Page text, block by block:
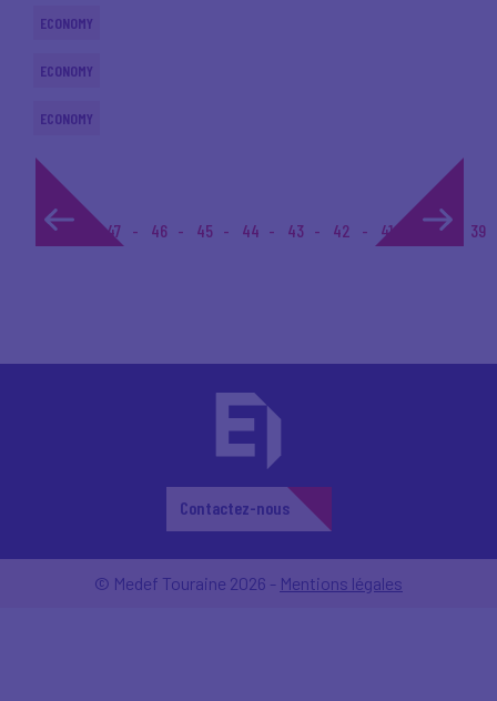
ECONOMY
ECONOMY
ECONOMY
1... 47 46 45 44 43 42 41 40 39
Contactez-nous
© Medef Touraine 2026 - Mentions légales